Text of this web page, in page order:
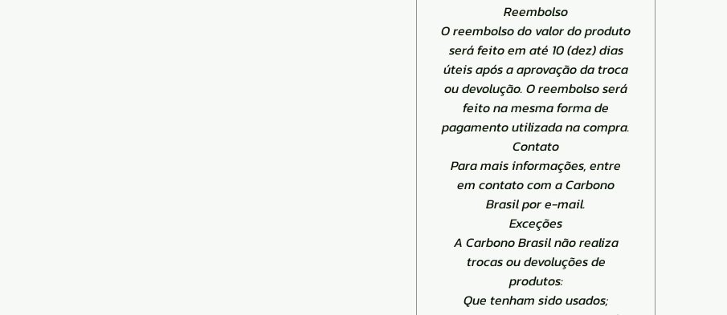
Reembolso
O reembolso do valor do produto
será feito em até 10 (dez) dias
úteis após a aprovação da troca
ou devolução. O reembolso será
feito na mesma forma de
pagamento utilizada na compra.
Contato
Para mais informações, entre
em contato com a Carbono
Brasil por e-mail.
Exceções
A Carbono Brasil não realiza
trocas ou devoluções de
produtos:
Que tenham sido usados;